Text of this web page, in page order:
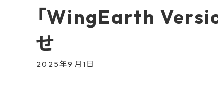
「WingEarth
せ
2025年9月1日